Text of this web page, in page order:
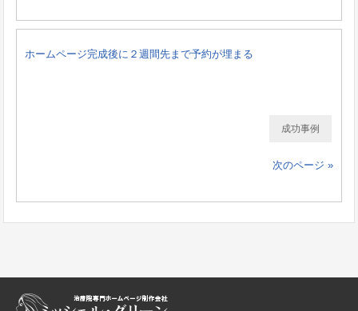
ホームページ完成後に２週間先まで予約が埋まる
成功事例
次のページ »